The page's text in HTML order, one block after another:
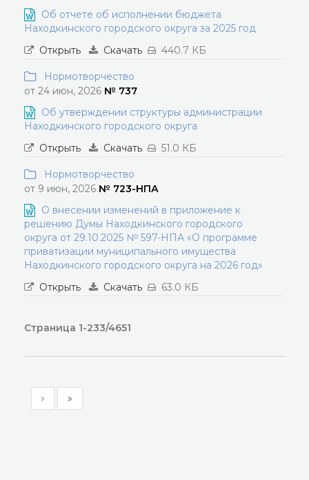
Об отчете об исполнении бюджета
Находкинского городского округа за 2025 год
Открыть
Скачать 440.7 КБ
Нормотворчество
от 24 июн, 2026 № 737
Об утверждении структуры администрации
Находкинского городского округа
Открыть
Скачать 51.0 КБ
Нормотворчество
от 9 июн, 2026 № 723-НПА
О внесении изменений в приложение к
решению Думы Находкинского городского
округа от 29.10.2025 № 597-НПА «О программе
приватизации муниципального имущества
Находкинского городского округа на 2026 год»
Открыть
Скачать 63.0 КБ
Страница 1-233/4651